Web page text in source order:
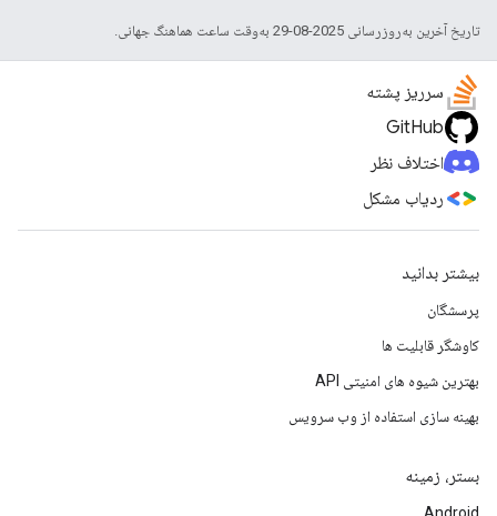
تاریخ آخرین به‌روزرسانی 2025-08-29 به‌وقت ساعت هماهنگ جهانی.
سرریز پشته
GitHub
اختلاف نظر
ردیاب مشکل
بیشتر بدانید
پرسشگان
کاوشگر قابلیت ها
بهترین شیوه های امنیتی API
بهینه سازی استفاده از وب سرویس
بستر، زمینه